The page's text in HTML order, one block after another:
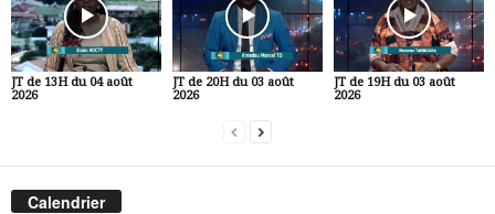
JT de 13H du 04 août
2026
JT de 20H du 03 août
2026
JT de 19H du 03 août
2026
Calendrier